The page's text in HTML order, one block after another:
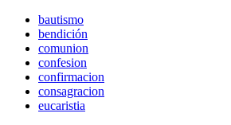
bautismo
bendición
comunion
confesion
confirmacion
consagracion
eucaristia